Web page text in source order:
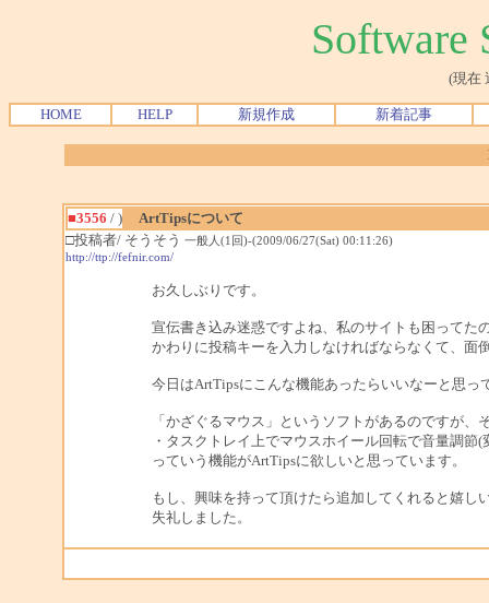
Software
(現在
HOME HELP 新規作成 新着記事
■3556 / )
ArtTipsについて
□投稿者/ そうそう 一般人(1回)-(2009/06/27(Sat) 00:11:26)
http://ttp://fefnir.com/
お久しぶりです。
宣伝書き込み迷惑ですよね、私のサイトも困ってた
かわりに投稿キーを入力しなければならなくて、面
今日はArtTipsにこんな機能あったらいいなーと思っ
「かざぐるマウス」というソフトがあるのですが、
・タスクトレイ上でマウスホイール回転で音量調節
っていう機能がArtTipsに欲しいと思っています。
もし、興味を持って頂けたら追加してくれると嬉し
失礼しました。